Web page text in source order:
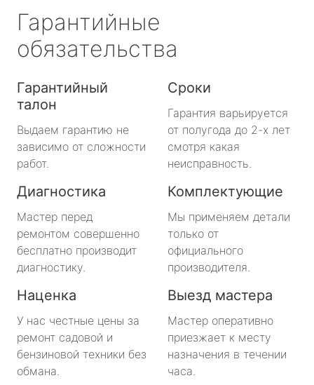
Гарантийные
обязательства
Гарантийный
талон
Выдаем гарантию не
зависимо от сложности
работ.
Сроки
Гарантия варьируется
от полугода до 2-х лет
смотря какая
неисправность.
Диагностика
Мастер перед
ремонтом совершенно
бесплатно производит
диагностику.
Комплектующие
Мы применяем детали
только от
официального
производителя.
Наценка
У нас честные цены за
ремонт садовой и
бензиновой техники без
обмана.
Выезд мастера
Мастер оперативно
приезжает к месту
назначения в течении
часа.